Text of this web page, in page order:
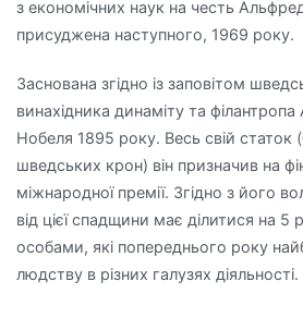
з економічних наук на честь
присуджена наступного, 1969 року.
Заснована згідно із заповітом
винахідника динаміту та
Нобеля 1895 року. Весь свій статок
шведських крон) він призначив на
міжнародної премії. Згідно з його
від цієї спадщини має ділитися на 5
особами, які попереднього року
людству в різних галузях діяльності.